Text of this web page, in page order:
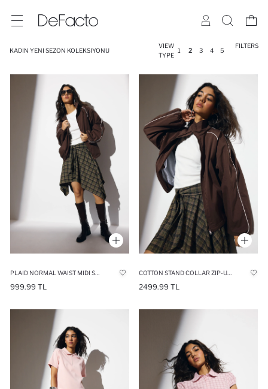
KADIN YENI SEZON KOLEKSIYONU
VIEW
TYPE
1 2 3 4 5
FILTERS
999.99 TL 2499.99 TL